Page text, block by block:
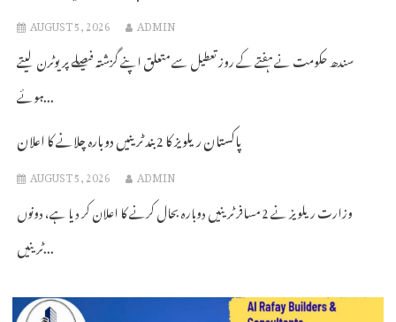
AUGUST 5, 2026 ADMIN
سندھ حکومت نے ہفتے کے روز تعطیل سے متعلق اپنے گزشتہ فیصلے پر یوٹرن لیتے
ہوئے...
پاکستان ریلویز کا 2 بند ٹرینیں دوبارہ چلانے کا اعلان
AUGUST 5, 2026 ADMIN
وزارت ریلویز نے 2 مسافر ٹرینیں دوبارہ بحال کرنے کا اعلان کر دیا ہے، دونوں
ٹرینیں...